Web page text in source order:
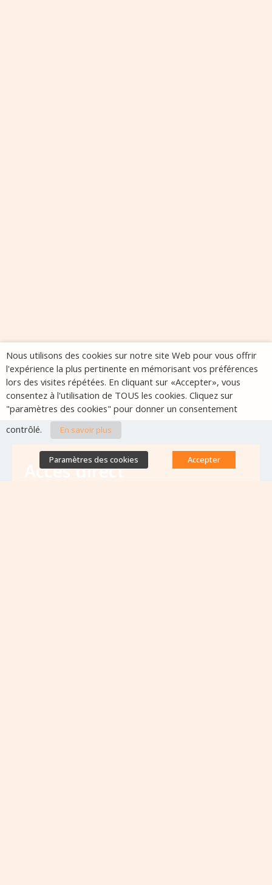
Accès direct
Nous utilisons des cookies sur notre site Web pour vous offrir
l'expérience la plus pertinente en mémorisant vos préférences
lors des visites répétées. En cliquant sur «Accepter», vous
consentez à l'utilisation de TOUS les cookies. Cliquez sur
"paramètres des cookies" pour donner un consentement
contrôlé.
En savoir plus
Paramètres des cookies Accepter